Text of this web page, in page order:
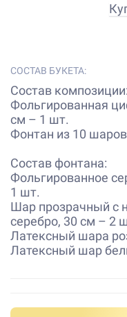
СОСТАВ БУКЕТА:
Состав композиции:
Фольгированная
см – 1 шт.
Фонтан из 10
Состав фонтана:
Фольгированное
1 шт.
Шар прозрачный с
серебро, 30 см – 2
Латексный шара
Латексный шар